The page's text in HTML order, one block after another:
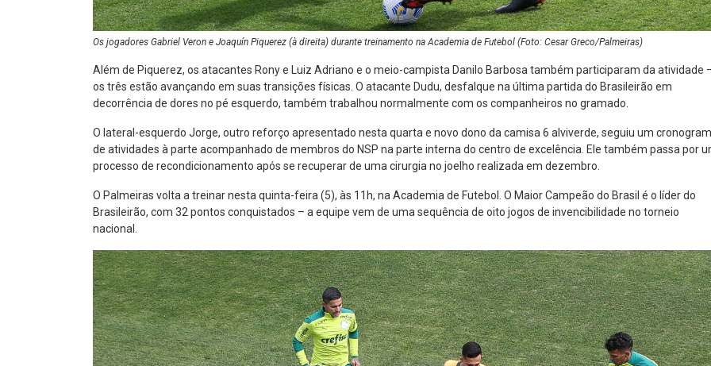
Os jogadores Gabriel Veron e Joaquín Piquerez (à direita) durante treinamento na Academia de Futebol (Foto: Cesar Greco/Palmeiras)
Além de Piquerez, os atacantes Rony e Luiz Adriano e o meio-campista Danilo Barbosa também participaram da atividade
os três estão avançando em suas transições físicas. O atacante Dudu, desfalque na última partida do Brasileirão em
decorrência de dores no pé esquerdo, também trabalhou normalmente com os companheiros no gramado.
O lateral-esquerdo Jorge, outro reforço apresentado nesta quarta e novo dono da camisa 6 alviverde, seguiu um
de atividades à parte acompanhado de membros do NSP na parte interna do centro de excelência. Ele também passa por
processo de recondicionamento após se recuperar de uma cirurgia no joelho realizada em dezembro.
O Palmeiras volta a treinar nesta quinta-feira (5), às 11h, na Academia de Futebol. O Maior Campeão do Brasil é o líder do
Brasileirão, com 32 pontos conquistados – a equipe vem de uma sequência de oito jogos de invencibilidade no torneio
nacional.